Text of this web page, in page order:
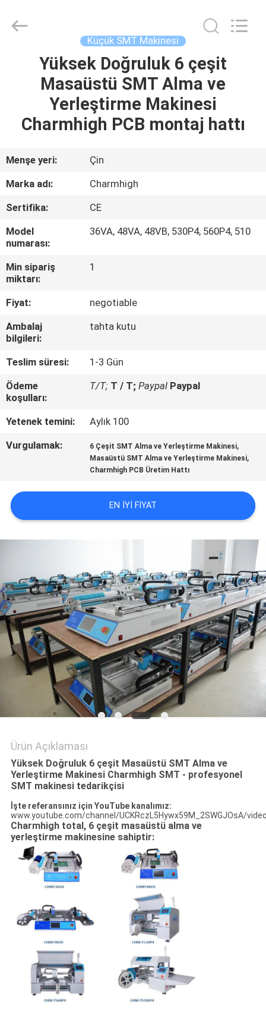
ÜRÜNLER
HAKKIMIZDA
FABRIKA
TURU
KALITE
KONTROLÜ
BIZE
HABERLER
SHOPPING
ON
SITE
HARITASI
POLITIKASI
TECHNOLOGY
LIMITED.
Küçük SMT Makinesi
Yüksek Doğruluk 6 çeşit
Masaüstü SMT Alma ve
Yerleştirme Makinesi
Charmhigh PCB montaj hattı
Menşe yeri:
Çin
Marka adı:
Charmhigh
Sertifika:
CE
Model
numarası:
36VA, 48VA, 48VB, 530P4, 560P4, 510
Min sipariş
miktarı:
1
Fiyat:
negotiable
Ambalaj
bilgileri:
tahta kutu
Teslim süresi:
1-3 Gün
Ödeme
koşulları:
T/T; T / T; Paypal Paypal
Yetenek temini:
Aylık 100
Vurgulamak:
6 Çeşit SMT Alma ve Yerleştirme Makinesi,
Masaüstü SMT Alma ve Yerleştirme Makinesi,
Charmhigh PCB Üretim Hattı
EN IYI FIYAT
Ürün Açıklaması
Yüksek Doğruluk 6 çeşit Masaüstü SMT Alma ve
Yerleştirme Makinesi Charmhigh SMT - profesyonel
SMT makinesi tedarikçisi
İşte referansınız için YouTube kanalımız:
www.youtube.com/channel/UCKRczL5Hywx59M_2SWGJOsA/
Charmhigh total, 6 çeşit masaüstü alma ve
yerleştirme makinesine sahiptir: